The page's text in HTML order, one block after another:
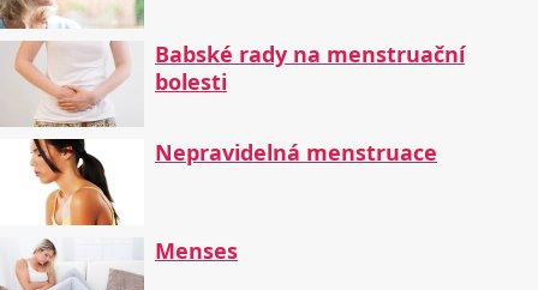
Babské rady na menstruační
bolesti
Nepravidelná menstruace
Menses